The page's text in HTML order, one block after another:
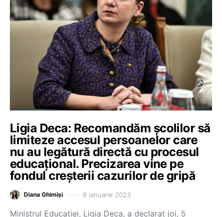
Ligia Deca: Recomandăm școlilor să
limiteze accesul persoanelor care
nu au legătură directă cu procesul
educațional. Precizarea vine pe
fondul creșterii cazurilor de gripă
Diana Ghimiși 6 ianuarie 2023
Ministrul Educației, Ligia Deca, a declarat joi, 5